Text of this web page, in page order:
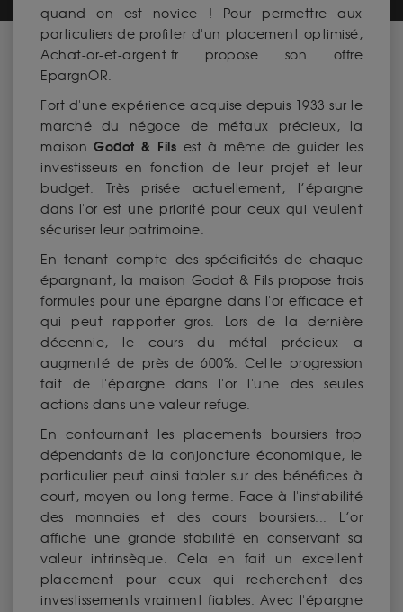
quand on est novice ! Pour permettre aux
particuliers de profiter d'un placement optimisé,
Achat-or-et-argent.fr propose son offre
EpargnOR.
Fort d'une expérience acquise depuis 1933 sur le
marché du négoce de métaux précieux, la
maisonGodot & Fils est à même de guider les
investisseurs en fonction de leur projet et leur
budget. Très prisée actuellement, l’épargne
dans l'or est une priorité pour ceux qui veulent
sécuriser leur patrimoine.
En tenant compte des spécificités de chaque
épargnant, la maison Godot & Fils propose trois
formules pour une épargne dans l'or efficace et
qui peut rapporter gros. Lors de la dernière
décennie, le cours du métal précieux a
augmenté de près de 600%. Cette progression
fait de l'épargne dans l'or l'une des seules
actions dans une valeur refuge.
En contournant les placements boursiers trop
dépendants de la conjoncture économique, le
particulier peut ainsi tabler sur des bénéfices à
court, moyen ou long terme. Face à l'instabilité
des monnaies et des cours boursiers... L’or
affiche une grande stabilité en conservant sa
valeur intrinsèque. Cela en fait un excellent
placement pour ceux qui recherchent des
investissements vraiment fiables. Avec l'épargne